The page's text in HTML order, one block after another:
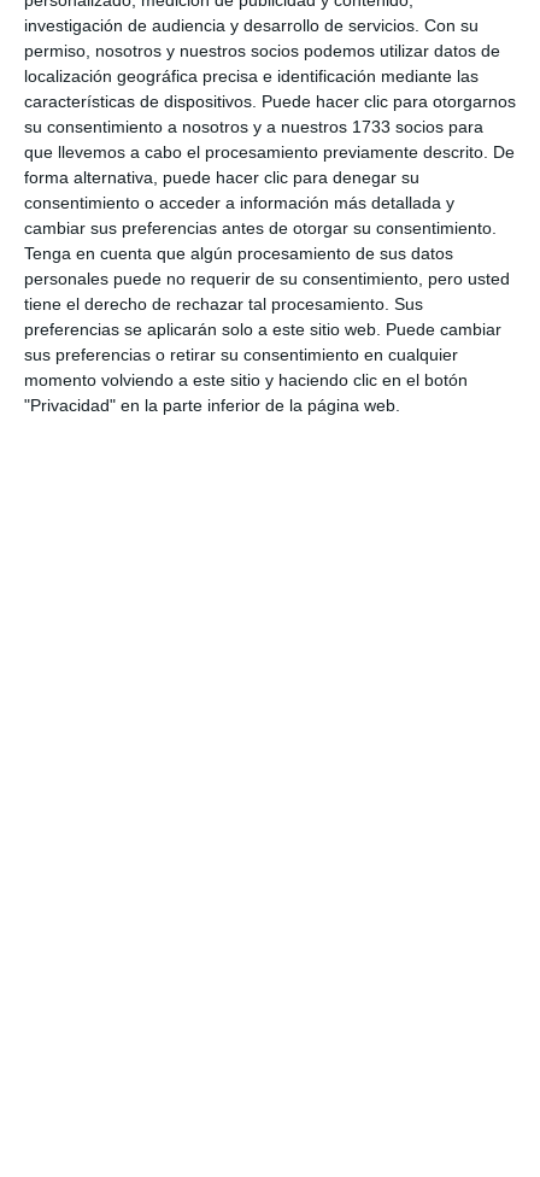
investigación de audiencia y desarrollo de servicios. Con su
permiso, nosotros y nuestros socios podemos utilizar datos de
localización geográfica precisa e identificación mediante las
características de dispositivos. Puede hacer clic para otorgarnos
su consentimiento a nosotros y a nuestros 1733 socios para
que llevemos a cabo el procesamiento previamente descrito. De
forma alternativa, puede hacer clic para denegar su
consentimiento o acceder a información más detallada y
cambiar sus preferencias antes de otorgar su consentimiento.
Tenga en cuenta que algún procesamiento de sus datos
personales puede no requerir de su consentimiento, pero usted
tiene el derecho de rechazar tal procesamiento. Sus
preferencias se aplicarán solo a este sitio web. Puede cambiar
sus preferencias o retirar su consentimiento en cualquier
momento volviendo a este sitio y haciendo clic en el botón
"Privacidad" en la parte inferior de la página web.
Thales Alves, máximo goleador de Segunda División.
CDMBSC.